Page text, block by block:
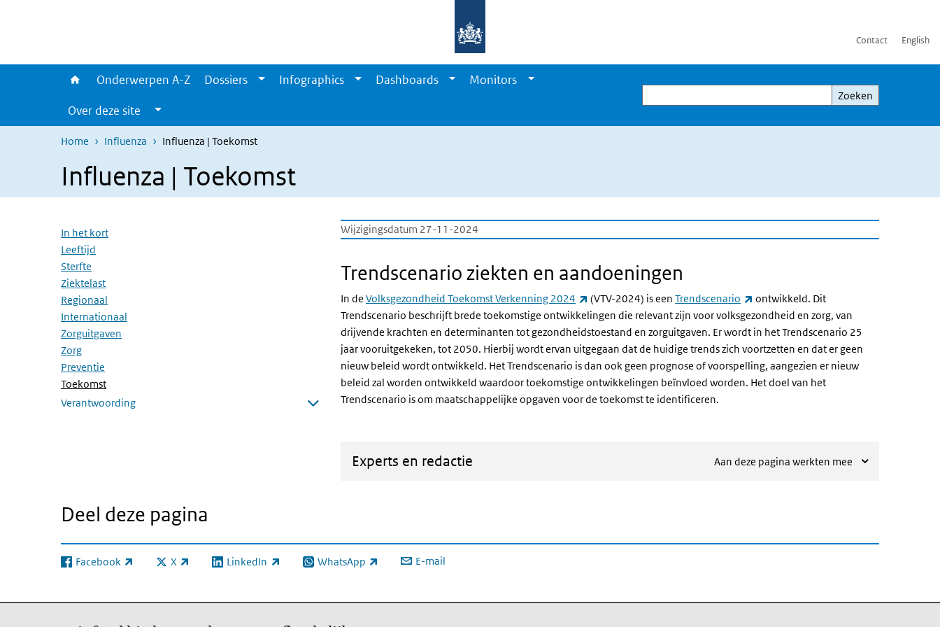
Contact English
Onderwerpen A-Z Dossiers Infographics Dashboards
Monitors
Over deze site
Zoeken
Zoeken
Home Influenza Influenza | Toekomst
Influenza | Toekomst
Overslaan menu
In het kort
Leeftijd
Sterfte
Ziektelast
Regionaal
Internationaal
Zorguitgaven
Zorg
Preventie
Toekomst(Actieve pagina)
Verantwoording
Wijzigingsdatum 27-11-2024
Trendscenario ziekten en aandoeningen
In de Volksgezondheid Toekomst Verkenning 2024 (externe link)
(VTV-2024) is eenTrendscenario (externe link)
ontwikkeld. Dit
Trendscenario beschrijft brede toekomstige ontwikkelingen die relevant zijn voor volksgezondheid en zorg, van
drijvende krachten en determinanten tot gezondheidstoestand en zorguitgaven. Er wordt in het Trendscenario 25
jaar vooruitgekeken, tot 2050. Hierbij wordt ervan uitgegaan dat de huidige trends zich voortzetten en dat er geen
nieuw beleid wordt ontwikkeld. Het Trendscenario is dan ook geen prognose of voorspelling, aangezien er nieuw
beleid zal worden ontwikkeld waardoor toekomstige ontwikkelingen beïnvloed worden. Het doel van het
Trendscenario is om maatschappelijke opgaven voor de toekomst te identificeren.
Experts en redactie Aan deze pagina werkten mee
Deel deze pagina
Facebook
(externe link) X
(externe link) LinkedIn
(externe link) WhatsApp
(externe link) E-mail